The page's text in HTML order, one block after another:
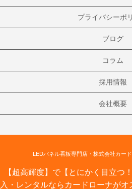
プライバシーポ
ブログ
コラム
採用情報
会社概要
LEDパネル看板専門店・株式会社カー
【超高輝度】で【とにかく目立つ
入・レンタルならカードローナがオ